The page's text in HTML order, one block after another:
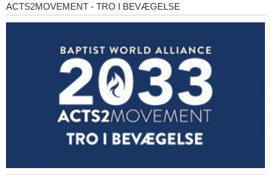
Acts2Movement
ACTS2MOVEMENT - TRO I BEVÆGELSE